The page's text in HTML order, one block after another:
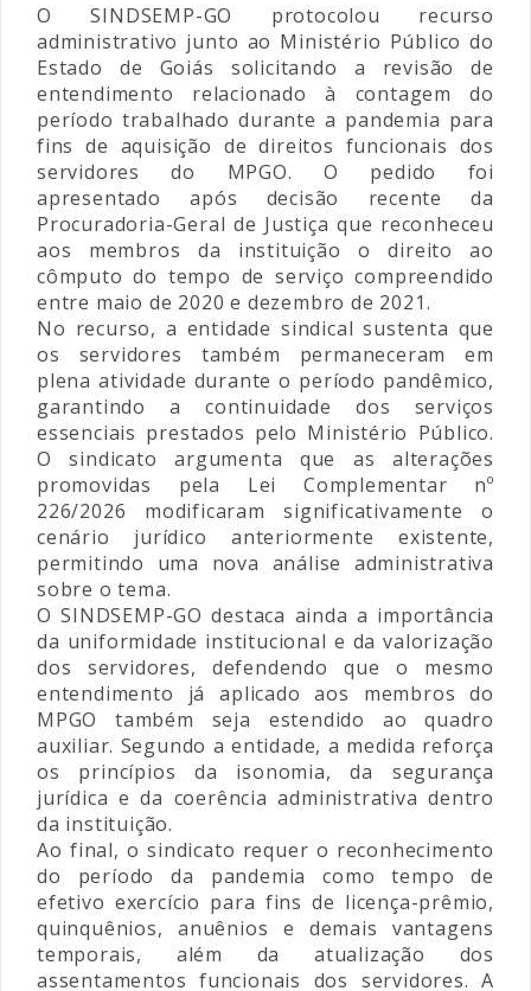
O SINDSEMP-GO protocolou recurso
administrativo junto ao Ministério Público do
Estado de Goiás solicitando a revisão de
entendimento relacionado à contagem do
período trabalhado durante a pandemia para
fins de aquisição de direitos funcionais dos
servidores do MPGO. O pedido foi
apresentado após decisão recente da
Procuradoria-Geral de Justiça que reconheceu
aos membros da instituição o direito ao
cômputo do tempo de serviço compreendido
entre maio de 2020 e dezembro de 2021.
No recurso, a entidade sindical sustenta que
os servidores também permaneceram em
plena atividade durante o período pandêmico,
garantindo a continuidade dos serviços
essenciais prestados pelo Ministério Público.
O sindicato argumenta que as alterações
promovidas pela Lei Complementar nº
226/2026 modificaram significativamente o
cenário jurídico anteriormente existente,
permitindo uma nova análise administrativa
sobre o tema.
O SINDSEMP-GO destaca ainda a importância
da uniformidade institucional e da valorização
dos servidores, defendendo que o mesmo
entendimento já aplicado aos membros do
MPGO também seja estendido ao quadro
auxiliar. Segundo a entidade, a medida reforça
os princípios da isonomia, da segurança
jurídica e da coerência administrativa dentro
da instituição.
Ao final, o sindicato requer o reconhecimento
do período da pandemia como tempo de
efetivo exercício para fins de licença-prêmio,
quinquênios, anuênios e demais vantagens
temporais, além da atualização dos
assentamentos funcionais dos servidores. A